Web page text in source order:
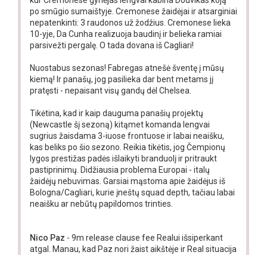
po smūgio sumaištyje. Cremonese žaidėjai ir atsarginiai
nepatenkinti: 3 raudonos už žodžius. Cremonese lieka
10-yje, Da Cunha realizuoja baudinį ir belieka ramiai
parsivežti pergalę. O tada dovana iš Cagliari!
Nuostabus sezonas! Fabregas atnešė šventę į mūsų
kiemą! Ir panašų, jog pasilieka dar bent metams jį
pratęsti - nepaisant visų gandų dėl Chelsea.
Tikėtina, kad ir kaip dauguma panašių projektų
(Newcastle šį sezoną) kitąmet komanda lengvai
sugrius žaisdama 3-iuose frontuose ir labai neaišku,
kas beliks po šio sezono. Reikia tikėtis, jog Čempionų
lygos prestižas padės išlaikyti branduolį ir pritraukt
pastiprinimų. Didžiausia problema Europai - italų
žaidėjų nebuvimas. Garsiai mąstoma apie žaidėjus iš
Bologna/Cagliari, kurie įneštų squad depth, tačiau labai
neaišku ar nebūtų papildomos trinties.
Nico Paz - 9m release clause fee Realui išsiperkant
atgal. Manau, kad Paz nori žaist aikštėje ir Real situacija